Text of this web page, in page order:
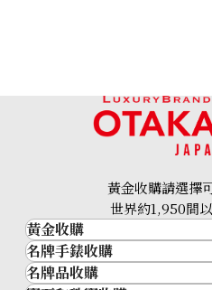
黃金收購請選擇
世界約1,950間
黃金收購
黃金･金條
金條
名牌手錶收購
名牌手錶收購
名牌品收購